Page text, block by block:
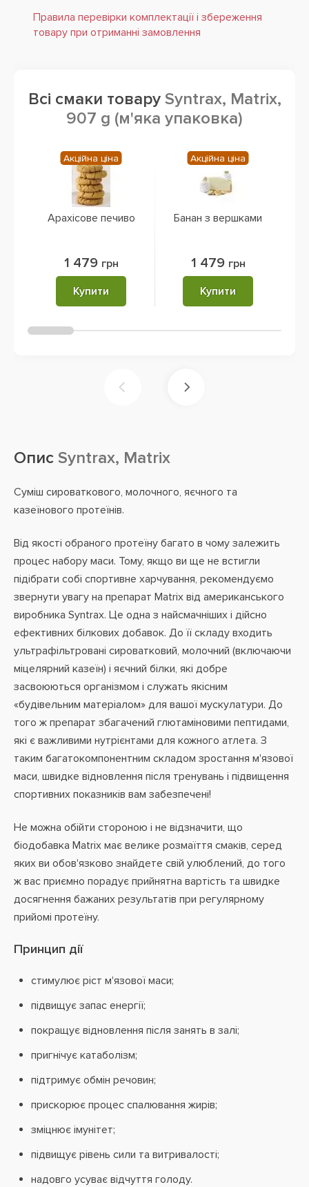
Правила перевірки комплектації і збереження
товару при отриманні замовлення
Всі смаки товару Syntrax, Matrix,
907 g (м'яка упаковка)
Арахісове печиво
1 479 грн
Купити
Акційна ціна
Банан з вершками
1 479 грн
Купити
Акційна ціна
Опис Syntrax, Matrix
Суміш сироваткового, молочного, яєчного та
казеїнового протеїнів.
Від якості обраного протеїну багато в чому залежить
процес набору маси. Тому, якщо ви ще не встигли
підібрати собі спортивне харчування, рекомендуємо
звернути увагу на препарат Matrix від американського
виробника Syntrax. Це одна з найсмачніших і дійсно
ефективних білкових добавок. До її складу входить
ультрафільтровані сироватковий, молочний (включаючи
міцелярний казеїн) і яєчний білки, які добре
засвоюються організмом і служать якісним
«будівельним матеріалом» для вашої мускулатури. До
того ж препарат збагачений глютаміновими пептидами,
які є важливими нутрієнтами для кожного атлета. З
таким багатокомпонентним складом зростання м'язової
маси, швидке відновлення після тренувань і підвищення
спортивних показників вам забезпечені!
Не можна обійти стороною і не відзначити, що
біодобавка Matrix має велике розмаїття смаків, серед
яких ви обов'язково знайдете свій улюблений, до того
ж вас приємно порадує прийнятна вартість та швидке
досягнення бажаних результатів при регулярному
прийомі протеїну.
Принцип дії
стимулює ріст м'язової маси;
підвищує запас енергії;
покращує відновлення після занять в залі;
пригнічує катаболізм;
підтримує обмін речовин;
прискорює процес спалювання жирів;
зміцнює імунітет;
підвищує рівень сили та витривалості;
надовго усуває відчуття голоду.